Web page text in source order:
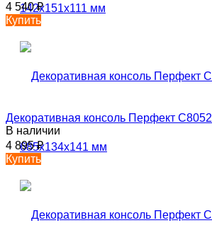
4 540₽
Купить
Декоративная консоль Перфект
В наличии
4 895₽
Купить